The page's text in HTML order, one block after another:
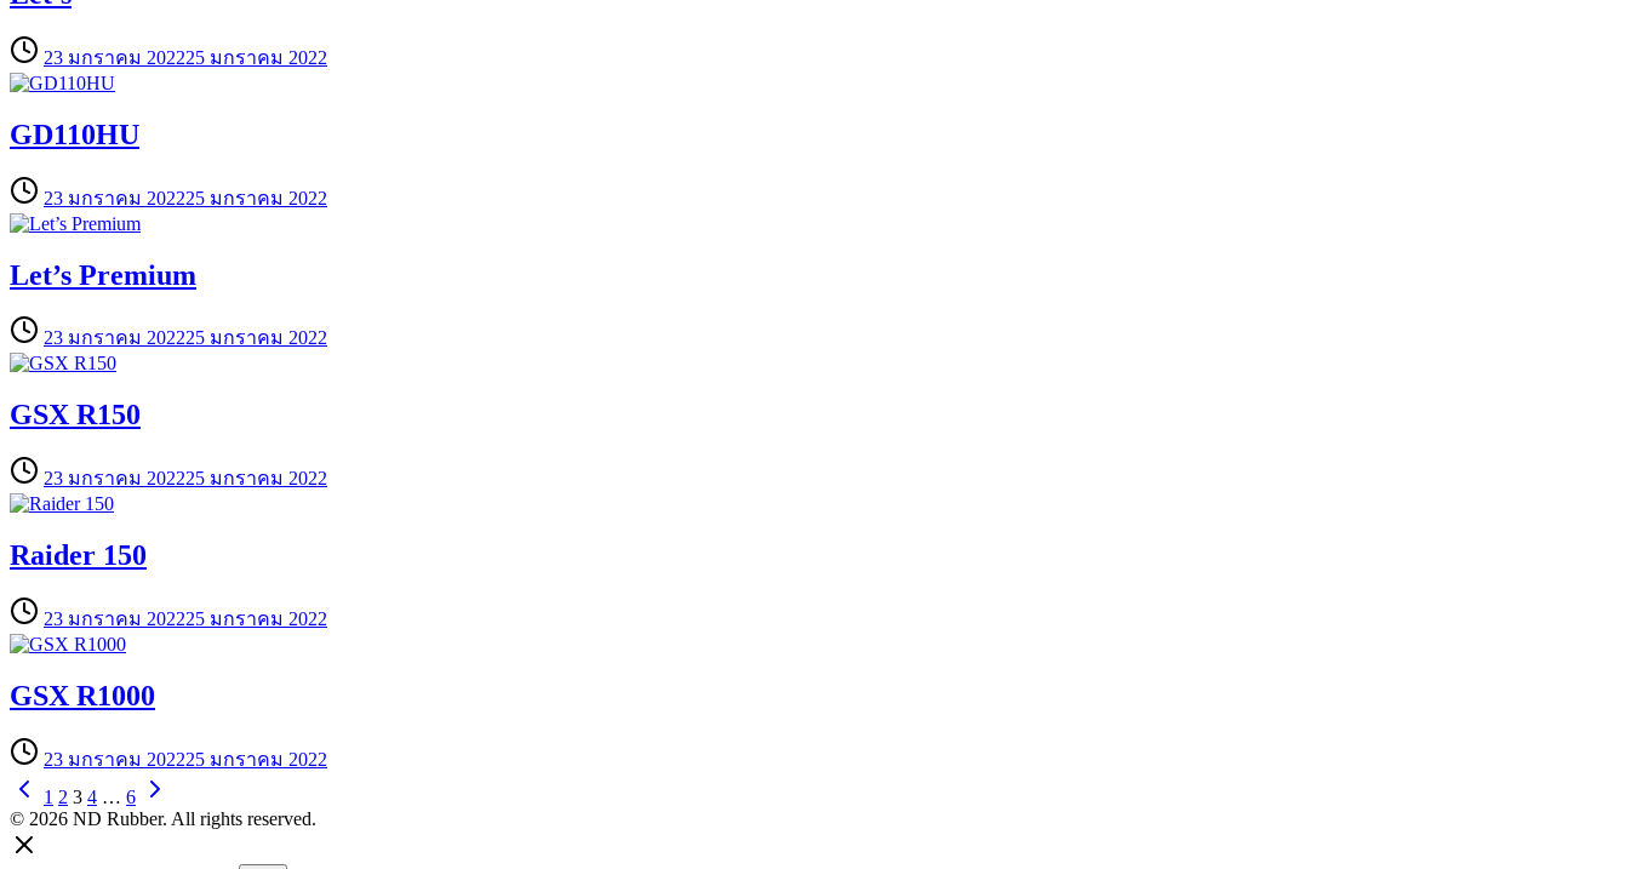
23 มกราคม 202225 มกราคม 2022
GD110HU
23 มกราคม 202225 มกราคม 2022
Let’s Premium
23 มกราคม 202225 มกราคม 2022
GSX R150
23 มกราคม 202225 มกราคม 2022
Raider 150
23 มกราคม 202225 มกราคม 2022
GSX R1000
23 มกราคม 202225 มกราคม 2022
1 2 3 4 … 6
© 2026 ND Rubber. All rights reserved.